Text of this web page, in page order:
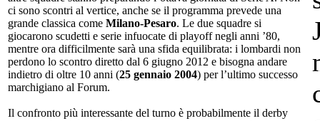
ci sono scontri al vertice, anche se il programma prevede una
grande classica come Milano-Pesaro. Le due squadre si
giocarono scudetti e serie infuocate di playoff negli anni ’80,
mentre ora difficilmente sarà una sfida equilibrata: i lombardi non
perdono lo scontro diretto dal 6 giugno 2012 e bisogna andare
indietro di oltre 10 anni (25 gennaio 2004) per l’ultimo successo
marchigiano al Forum.
Il confronto più interessante del turno è probabilmente il derby